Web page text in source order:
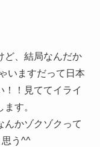
ど、結局なんだか
いますだって日本
！！見ててイライ
す。
んかゾクゾクって
思う^^